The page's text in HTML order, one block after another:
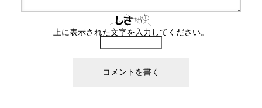
上に表示された文字を入力してください。